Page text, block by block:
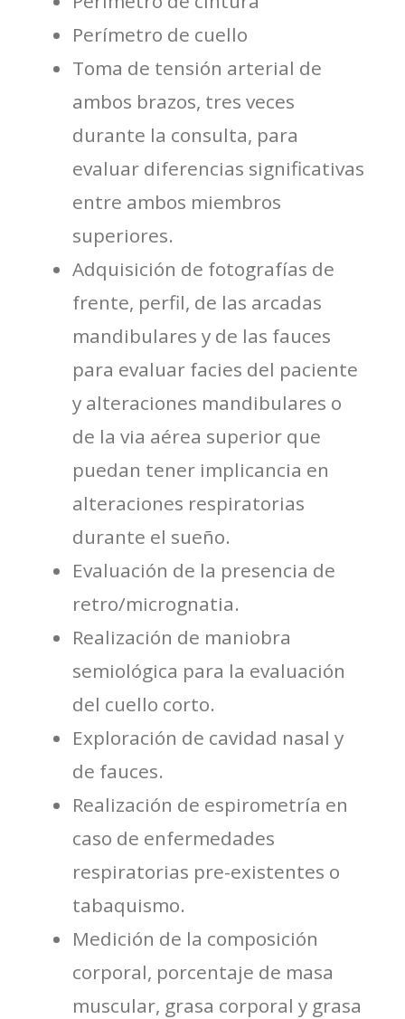
Perímetro de cuello
Toma de tensión arterial de
ambos brazos, tres veces
durante la consulta, para
evaluar diferencias significativas
entre ambos miembros
superiores.
Adquisición de fotografías de
frente, perfil, de las arcadas
mandibulares y de las fauces
para evaluar facies del paciente
y alteraciones mandibulares o
de la via aérea superior que
puedan tener implicancia en
alteraciones respiratorias
durante el sueño.
Evaluación de la presencia de
retro/micrognatia.
Realización de maniobra
semiológica para la evaluación
del cuello corto.
Exploración de cavidad nasal y
de fauces.
Realización de espirometría en
caso de enfermedades
respiratorias pre-existentes o
tabaquismo.
Medición de la composición
corporal, porcentaje de masa
muscular, grasa corporal y grasa